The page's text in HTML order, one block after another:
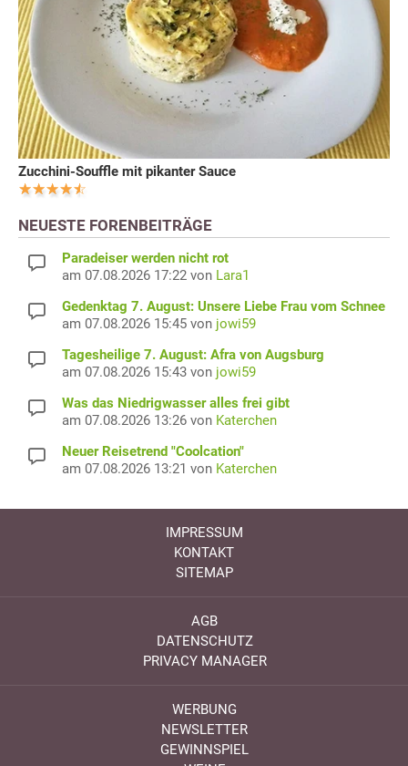
Zucchini-Souffle mit pikanter Sauce
NEUESTE FORENBEITRÄGE
Paradeiser werden nicht rot
am 07.08.2026 17:22 von Lara1
Gedenktag 7. August: Unsere Liebe Frau vom Schnee
am 07.08.2026 15:45 von jowi59
Tagesheilige 7. August: Afra von Augsburg
am 07.08.2026 15:43 von jowi59
Was das Niedrigwasser alles frei gibt
am 07.08.2026 13:26 von Katerchen
Neuer Reisetrend "Coolcation"
am 07.08.2026 13:21 von Katerchen
IMPRESSUM
KONTAKT
SITEMAP
AGB
DATENSCHUTZ
PRIVACY MANAGER
WERBUNG
NEWSLETTER
GEWINNSPIEL